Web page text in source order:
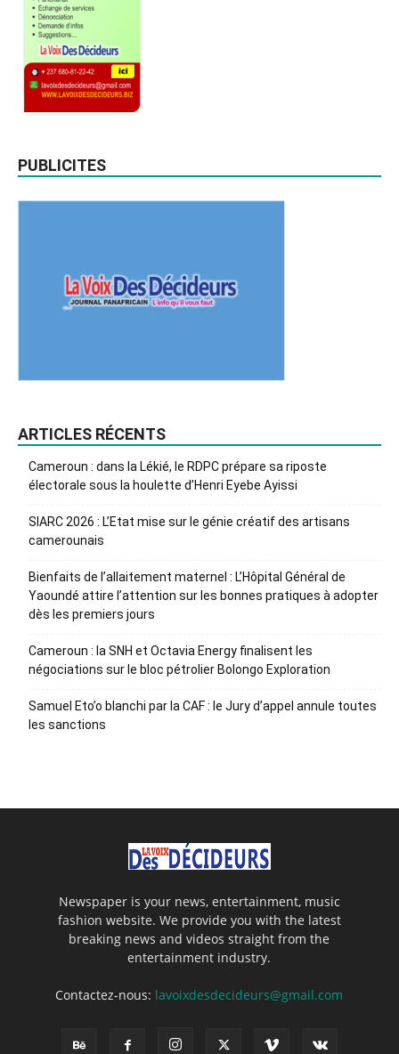
PUBLICITES
ARTICLES RÉCENTS
Cameroun : dans la Lékié, le RDPC prépare sa riposte
électorale sous la houlette d’Henri Eyebe Ayissi
SIARC 2026 : L’Etat mise sur le génie créatif des artisans
camerounais
Bienfaits de l’allaitement maternel : L’Hôpital Général de
Yaoundé attire l’attention sur les bonnes pratiques à adopter
dès les premiers jours
Cameroun : la SNH et Octavia Energy finalisent les
négociations sur le bloc pétrolier Bolongo Exploration
Samuel Eto’o blanchi par la CAF : le Jury d’appel annule toutes
les sanctions
Newspaper is your news, entertainment, music
fashion website. We provide you with the latest
breaking news and videos straight from the
entertainment industry.
Contactez-nous: lavoixdesdecideurs@gmail.com